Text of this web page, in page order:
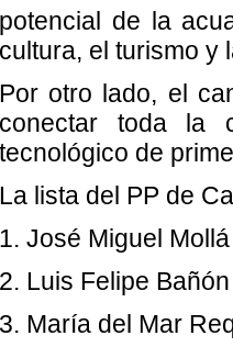
potencial de la
cultura, el turismo y
Por otro lado, el
conectar toda la
tecnológico de
La lista del PP de
1. José Miguel
2. Luis Felipe
3. María del Mar